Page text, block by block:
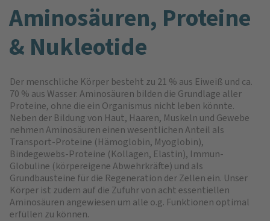
Amino­säuren, Proteine
& Nukleotide
Der menschliche Körper besteht zu 21 % aus Eiweiß und ca.
70 % aus Wasser. Aminosäuren bilden die Grundlage aller
Proteine, ohne die ein Organismus nicht leben könnte.
Neben der Bildung von Haut, Haaren, Muskeln und Gewebe
nehmen Aminosäuren einen wesentlichen Anteil als
Transport-Proteine (Hämoglobin, Myoglobin),
Bindegewebs-Proteine (Kollagen, Elastin), Immun-
Globuline (körpereigene Abwehrkräfte) und als
Grundbausteine für die Regeneration der Zellen ein. Unser
Körper ist zudem auf die Zufuhr von acht essentiellen
Aminosäuren angewiesen um alle o.g. Funktionen optimal
erfüllen zu können.